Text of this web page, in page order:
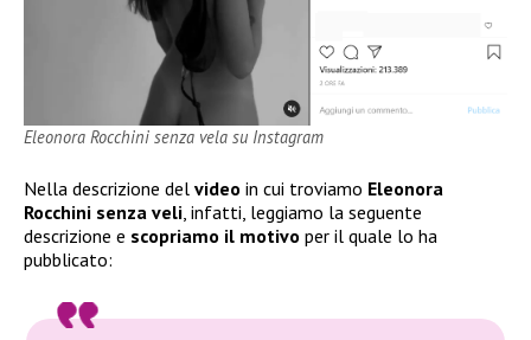
Eleonora Rocchini senza vela su Instagram
Nella descrizione del video in cui troviamo Eleonora
Rocchini senza veli, infatti, leggiamo la seguente
descrizione e scopriamo il motivo per il quale lo ha
pubblicato: